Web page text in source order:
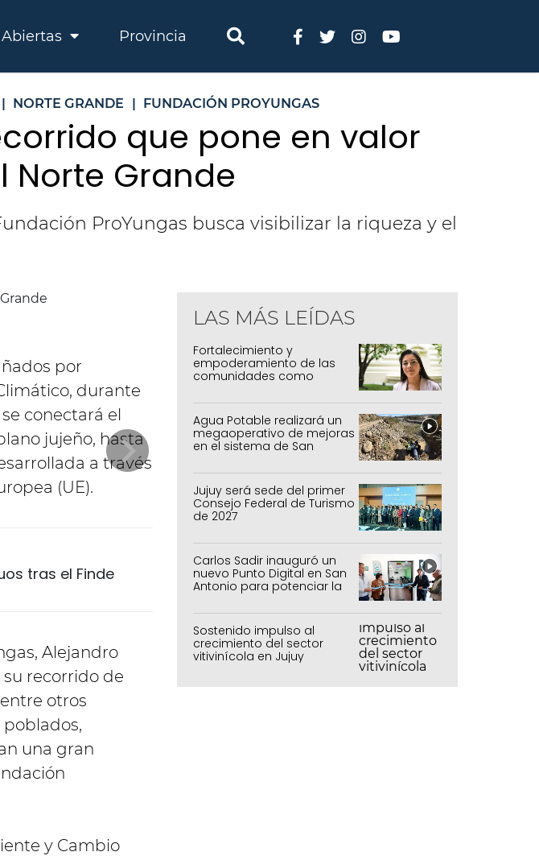
Provincia
| NORTE GRANDE | FUNDACIÓN PROYUNGAS
que pone en valor
Norte Grande
ProYungas busca visibilizar la riqueza y el
por
durante
conectará el
jujeño, hasta
a través
(UE).
tras el Finde
Alejandro
recorrido de
otros
una gran
y Cambio
LAS MÁS LEÍDAS
Fortalecimiento y
empoderamiento de las
comunidades como
Agua Potable realizará un
megaoperativo de mejoras
en el sistema de San
Jujuy será sede del primer
Consejo Federal de Turismo
de 2027
Carlos Sadir inauguró un
nuevo Punto Digital en San
Antonio para potenciar la
inclusión tecnológica
Sostenido impulso al
crecimiento del sector
vitivinícola en Jujuy